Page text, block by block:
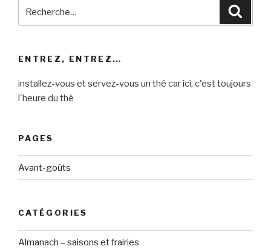
ENTREZ, ENTREZ…
installez-vous et servez-vous un thé car ici, c'est toujours
l'heure du thé
PAGES
Avant-goûts
CATÉGORIES
Almanach – saisons et frairies